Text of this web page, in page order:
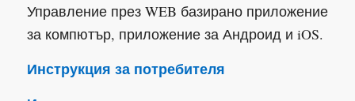
Управление през WEB базирано приложение
за компютър, приложение за Андроид и iOS.
Инструкция за потребителя